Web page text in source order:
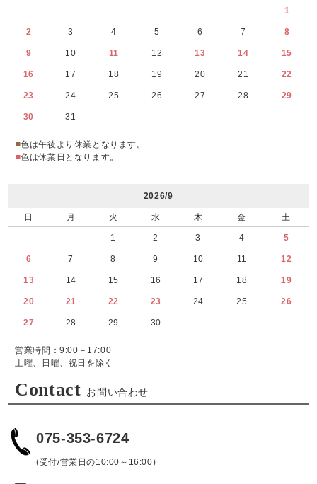
1
2 3 4 5 6 7 8
9 10 11 12 13 14 15
16 17 18 19 20 21 22
23 24 25 26 27 28 29
30 31
■色は午後より休業となります。
■色は休業日となります。
2026/9
日 月 火 水 木 金 土
1 2 3 4 5
6 7 8 9 10 11 12
13 14 15 16 17 18 19
20 21 22 23 24 25 26
27 28 29 30
営業時間：9:00－17:00
土曜、日曜、祝日を除く
Contact お問い合わせ
075-353-6724
(受付/営業日の10:00～16:00)